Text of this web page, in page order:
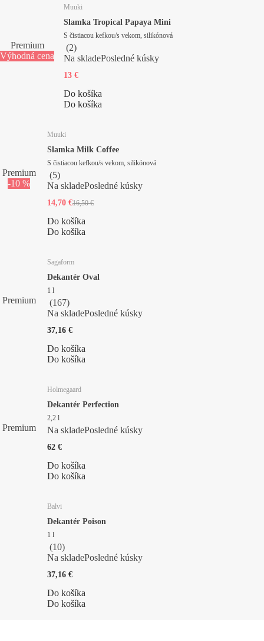
Premium
Výhodná cena
Muuki
Slamka Tropical Papaya Mini
S čistiacou kefkou/s vekom, silikónová
(2)
Na skladePosledné kúsky
13 €
Do košíka
Do košíka
Premium
-10 %
Muuki
Slamka Milk Coffee
S čistiacou kefkou/s vekom, silikónová
(5)
Na skladePosledné kúsky
14,70 €16,50 €
Do košíka
Do košíka
Premium
Sagaform
Dekantér Oval
1 l
(167)
Na skladePosledné kúsky
37,16 €
Do košíka
Do košíka
Premium
Holmegaard
Dekantér Perfection
2,2 l
Na skladePosledné kúsky
62 €
Do košíka
Do košíka
Balvi
Dekantér Poison
1 l
(10)
Na skladePosledné kúsky
37,16 €
Do košíka
Do košíka